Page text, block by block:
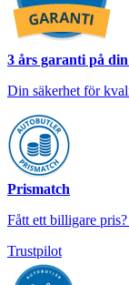
3 års garanti på
Din säkerhet för
Prismatch
Fått ett billigare
Trustpilot